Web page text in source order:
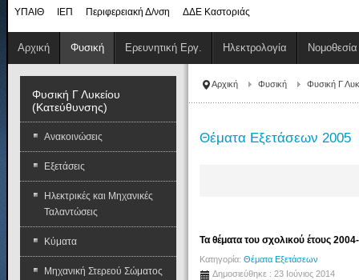
ΥΠΑΙΘ ΙΕΠ Περιφερειακή Δ/νση ΔΔΕ Καστοριάς
Αρχική Φυσική Ερευνητική Εργ. Ηλεκτρολογία Νομοθεσία
Αρχική Φυσική Φυσική Γ
Θέματα Εξετάσεων 2005
Τα θέματα του σχολικού έτους
Κατηγορία:Θέματα Εξετάσεων
Δημοσιεύθηκε : 23 Ιούνιος 2014
Φυσική Γ Λυκείου
(Κατεύθυνσης)
Ανακοινώσεις
Εξετάσεις
Ηλεκτρικές και Μηχανικές
Ταλαντώσεις
Κύματα
Μηχανική Στερεού Σώματος